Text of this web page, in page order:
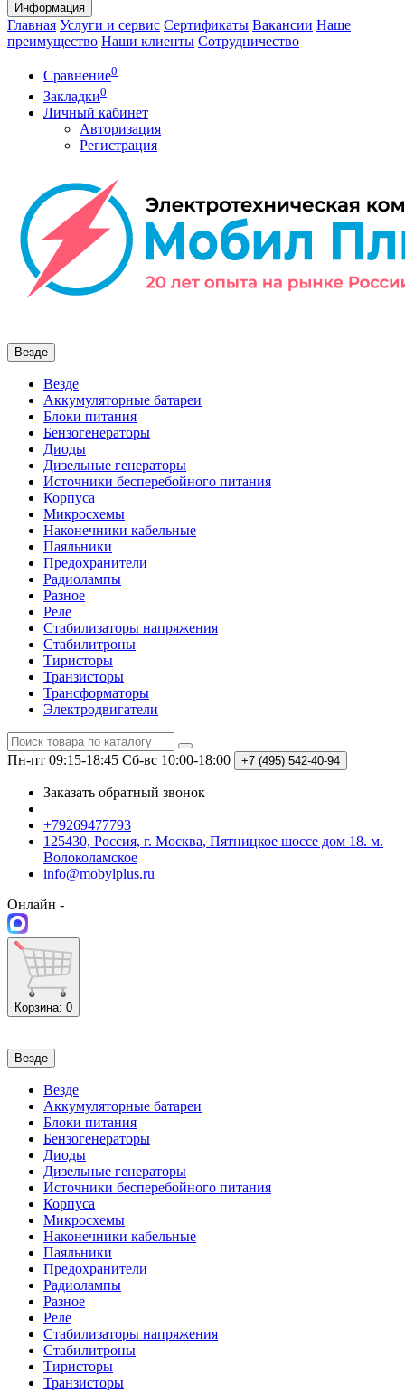
Информация
Главная Услуги и сервис Сертификаты Вакансии Наше
преимущество Наши клиенты Сотрудничество
Сравнение0
Закладки0
Личный кабинет
Авторизация
Регистрация
Везде
Везде
Аккумуляторные батареи
Блоки питания
Бензогенераторы
Диоды
Дизельные генераторы
Источники бесперебойного питания
Корпуса
Микросхемы
Наконечники кабельные
Паяльники
Предохранители
Радиолампы
Разное
Реле
Стабилизаторы напряжения
Стабилитроны
Тиристоры
Транзисторы
Трансформаторы
Электродвигатели
Пн-пт 09:15-18:45 Сб-вс 10:00-18:00 +7 (495) 542-40-94
Заказать обратный звонок
+79269477793
125430, Россия, г. Москва, Пятницкое шоссе дом 18. м.
Волоколамское
info@mobylplus.ru
Онлайн -
Корзина: 0
Везде
Везде
Аккумуляторные батареи
Блоки питания
Бензогенераторы
Диоды
Дизельные генераторы
Источники бесперебойного питания
Корпуса
Микросхемы
Наконечники кабельные
Паяльники
Предохранители
Радиолампы
Разное
Реле
Стабилизаторы напряжения
Стабилитроны
Тиристоры
Транзисторы